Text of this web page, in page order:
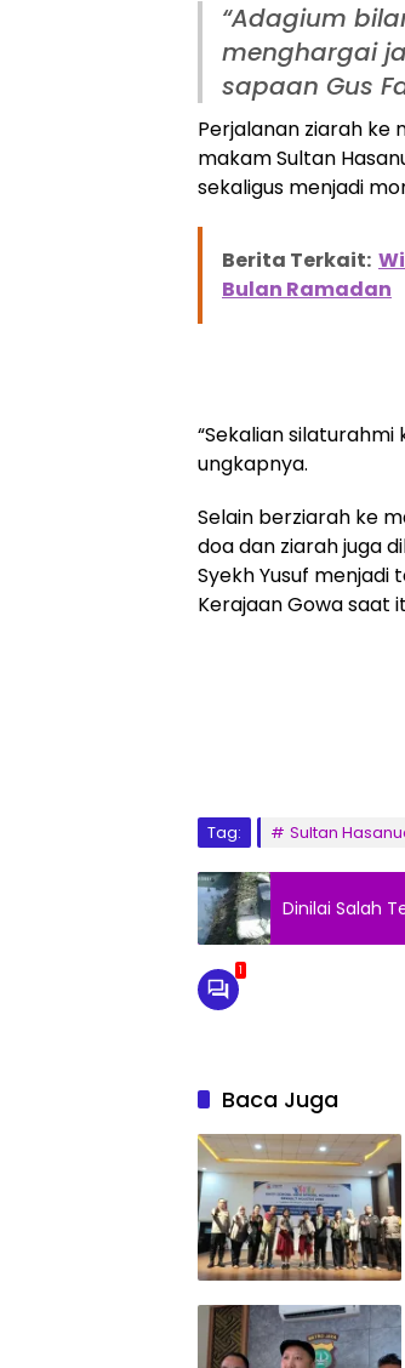
“Adagium
menghargai
sapaan Gus
Perjalanan ziarah ke
makam Sultan
sekaligus menjadi
Berita Terkait:
Bulan Ramadan
“Sekalian silaturahmi
ungkapnya.
Selain berziarah ke
doa dan ziarah juga
Syekh Yusuf
Kerajaan Gowa saat
Tag: Sultan
Dinilai Salah
1
Baca Juga